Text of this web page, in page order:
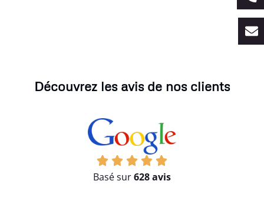
Découvrez les avis de nos clients
Basé sur628 avis